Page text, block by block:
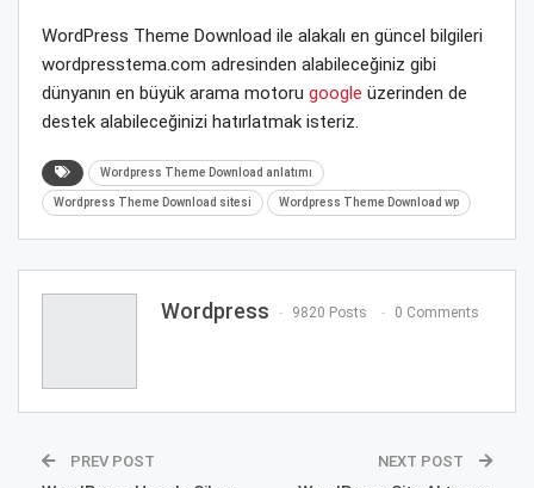
WordPress Theme Download ile alakalı en güncel bilgileri
wordpresstema.com adresinden alabileceğiniz gibi
dünyanın en büyük arama motoru google üzerinden de
destek alabileceğinizi hatırlatmak isteriz.
Wordpress Theme Download anlatımı
Wordpress Theme Download sitesi Wordpress Theme Download wp
Wordpress 9820 Posts 0 Comments
PREV POST NEXT POST